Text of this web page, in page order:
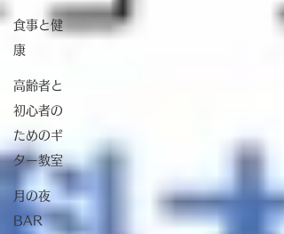
食事と健
康
高齢者と
初心者の
ためのギ
ター教室
月の夜
BAR